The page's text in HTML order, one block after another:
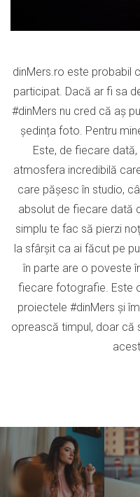
dinMers.ro este probabil
participat. Dacă ar fi sa
#dinMers nu cred că aș
ședința foto. Pentru
Este, de fiecare
atmosfera incredibilă
care pășesc în studio,
absolut de fiecare dată
simplu te fac să pierzi
la sfârșit ca ai făcut pe
în parte are o poveste
fiecare fotografie. Este
proiectele #dinMers și
oprească timpul, doar că